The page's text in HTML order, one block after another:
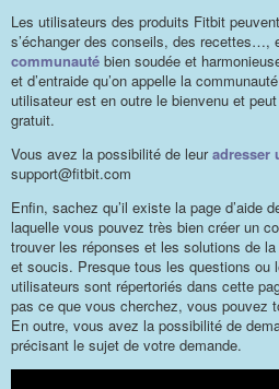
Les utilisateurs des produits Fitbit
s’échanger des conseils, des recettes…,
communauté bien soudée et
et d’entraide qu’on appelle la
utilisateur est en outre le bienvenu et
gratuit.
Vous avez la possibilité de leuradresser
support@fitbit.com
Enfin, sachez qu’il existe la page d’aide
laquelle vous pouvez très bien créer un
trouver les réponses et les solutions de
et soucis. Presque tous les questions ou
utilisateurs sont répertoriés dans cette
pas ce que vous cherchez, vous pouvez
En outre, vous avez la possibilité de
précisant le sujet de votre demande.